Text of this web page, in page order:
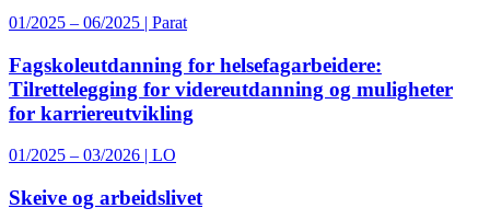
01/2025 – 06/2025 | Parat
Fagskoleutdanning for helsefagarbeidere:
Tilrettelegging for videreutdanning og muligheter
for karriereutvikling
01/2025 – 03/2026 | LO
Skeive og arbeidslivet